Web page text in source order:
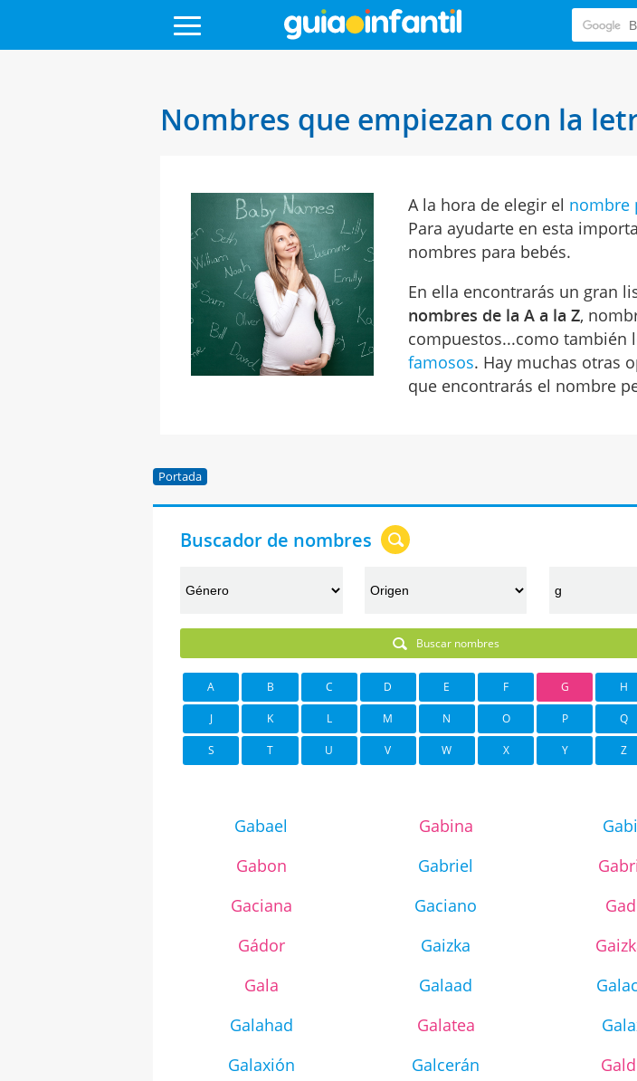
Nombres que empiezan con la
A la hora de elegir el nombre
Para ayudarte en esta
nombres para bebés.
En ella encontrarás un gran
nombres de la A a la Z,
compuestos...como también
famosos. Hay muchas otras
que encontrarás el nombre
Portada
Buscador de nombres
Buscar nombres
A B C D E F G H
J K L M N O P Q
S T U V W X Y Z
Gabael Gabina
Gabon
Gabriel
Gaciana
Gaciano
Gádor
Gaizka
Gala
Galaad
Galahad
Galatea
Galaxión
Galcerán